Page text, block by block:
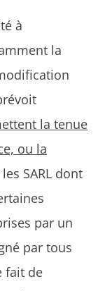
à
la
la tenue
ou la
SARL dont
par un
par tous
fait de